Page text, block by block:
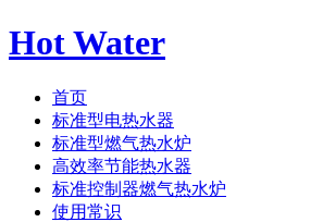
Hot Water
首页
标准型电热水器
标准型燃气热水炉
高效率节能热水器
标准控制器燃气热水炉
使用常识